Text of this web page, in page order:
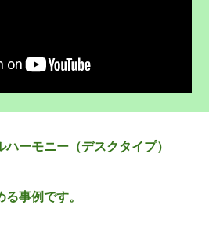
ハーモニー（デスクタイプ）
事例です。